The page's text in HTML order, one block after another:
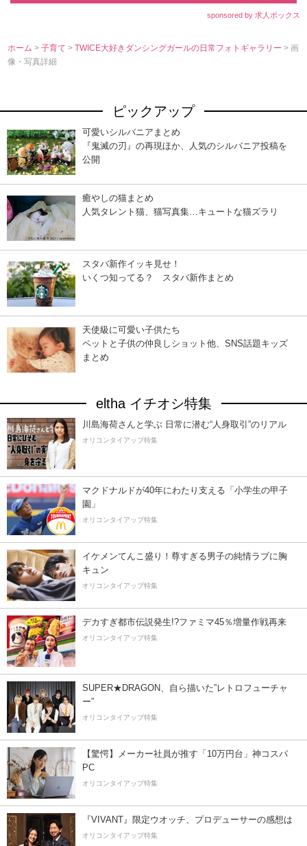
sponsored by 求人ボックス
ホーム >子育て>TWICE大好きダンシングガールの日常フォトギャラリー> 画
像・写真詳細
ピックアップ
可愛いシルバニアまとめ
『鬼滅の刃』の再現ほか、人気のシルバニア投稿を
公開
癒やしの猫まとめ
人気タレント猫、猫写真集…キュートな猫ズラリ
スタバ新作イッキ見せ！
いくつ知ってる？ スタバ新作まとめ
天使級に可愛い子供たち
ペットと子供の仲良しショット他、SNS話題キッズ
まとめ
eltha イチオシ特集
川島海荷さんと学ぶ 日常に潜む“人身取引”のリアル
オリコンタイアップ特集
マクドナルドが40年にわたり支える「小学生の甲子
園」
オリコンタイアップ特集
イケメンてんこ盛り！尊すぎる男子の純情ラブに胸
キュン
オリコンタイアップ特集
デカすぎ都市伝説発生!?ファミマ45％増量作戦再来
オリコンタイアップ特集
SUPER★DRAGON、自ら描いた”レトロフューチャ
ー”
オリコンタイアップ特集
【驚愕】メーカー社員が推す「10万円台」神コスパ
PC
オリコンタイアップ特集
『VIVANT』限定ウオッチ、プロデューサーの感想は
オリコンタイアップ特集